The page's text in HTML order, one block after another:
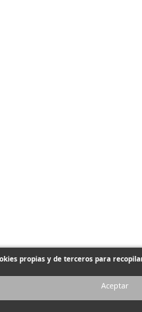
propias y de terceros para
Aceptar